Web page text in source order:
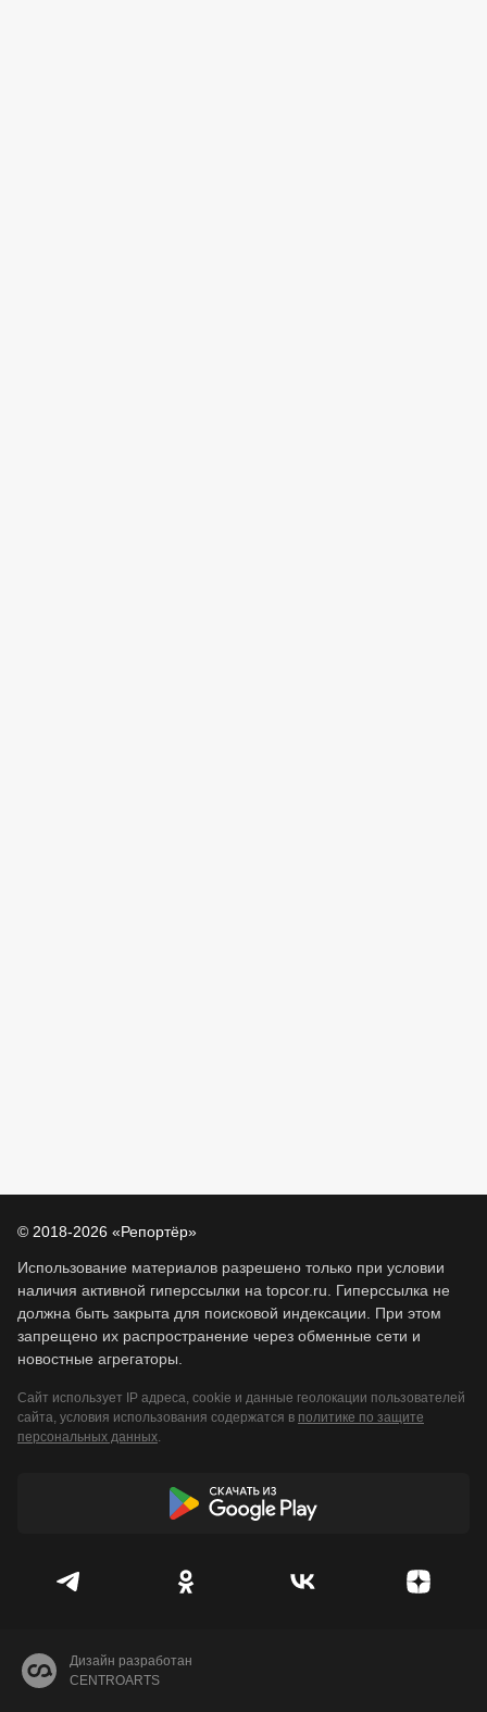
© 2018-2026 «Репортёр»
Использование материалов разрешено только при условии
наличия активной гиперссылки на topcor.ru. Гиперссылка не
должна быть закрыта для поисковой индексации. При этом
запрещено их распространение через обменные сети и
новостные агрегаторы.
Сайт использует IP адреса, cookie и данные геолокации пользователей
сайта, условия использования содержатся в политике по защите
персональных данных.
Дизайн разработан
CENTROARTS